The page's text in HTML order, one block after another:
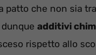
patto che non sia
additivi
rispetto allo